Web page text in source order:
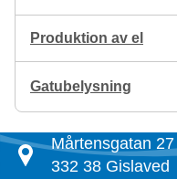
Produktion av el
Gatubelysning
Mårtensgatan 27
332 38 Gislaved